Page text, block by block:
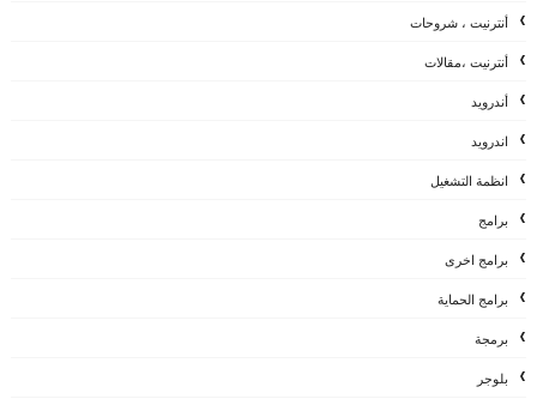
أنترنيت ، شروحات
أنترنيت ،مقالات
أندرويد
اندرويد
انظمة التشغيل
برامج
برامج اخرى
برامج الحماية
برمجة
بلوجر